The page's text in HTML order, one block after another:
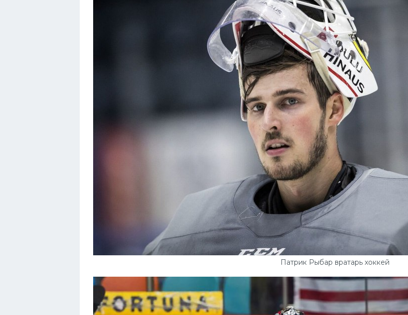
Патрик Рыбар вратарь хоккей